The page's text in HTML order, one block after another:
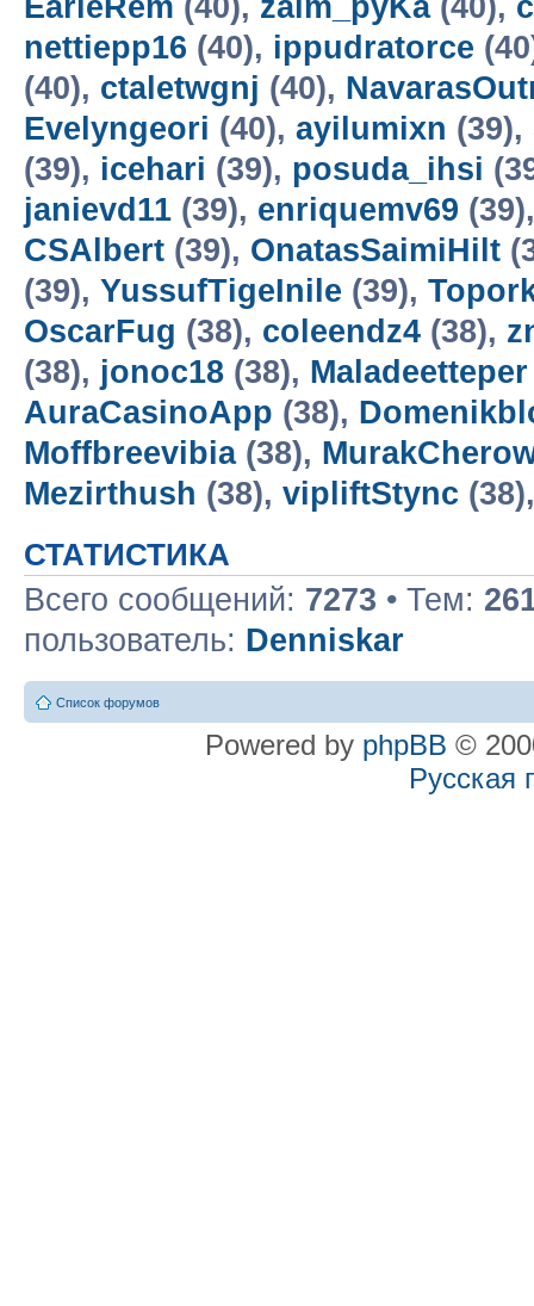
EarleRem (40), zaim_pyKa(40),
nettiepp16 (40), ippudratorce
(40), ctaletwgnj (40),
Evelyngeori (40), ayilumixn (39),
(39), icehari (39), posuda_ihsi
janievd11 (39), enriquemv69
CSAlbert (39), OnatasSaimiHilt
(39), YussufTigeInile (39),
OscarFug (38), coleendz4 (38),
(38), jonoc18 (38), Maladeetteper
AuraCasinoApp (38),
Moffbreevibia(38),
Mezirthush (38), vipliftStync
СТАТИСТИКА
Всего сообщений: 7273 • Тем:
пользователь: Denniskar
Список форумов
Powered by phpBB ©
Русская